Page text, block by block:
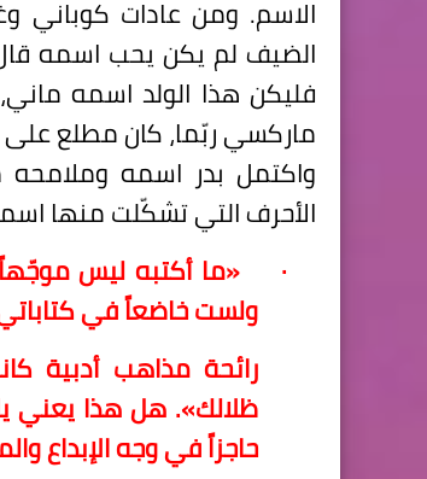
الاسم. ومن عادات كوباني
الضيف لم يكن يحب اسمه
فليكن هذا الولد اسمه
ماركسي ربّما، كان مطلع على
واكتمل بدر اسمه
الأحرف التي تشكّلت منها
·
«ما أكتبه ليس
ولست خاضعاً في
رائحة مذاهب أدبية
ظلالك». هل هذا يعني
حاجزاً في وجه الإبداع